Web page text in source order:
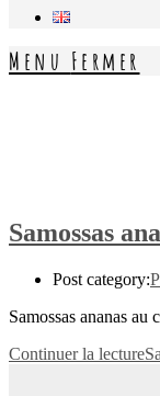
Menu Fermer
Samossas
Post category:
Samossas ananas
Continuer la lecture